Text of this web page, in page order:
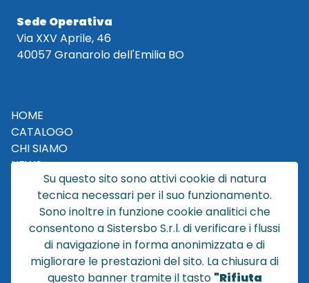
Sede Operativa
Via XXV Aprile, 46
40057 Granarolo dell'Emilia BO
HOME
CATALOGO
CHI SIAMO
NEWS
CONTATTACI
CONDIZIONI DI VENDITA
POLICY PRIVACY
NOTE LEGALI
Cookie
Su questo sito sono attivi cookie di natura
tecnica necessari per il suo funzionamento.
Sono inoltre in funzione cookie analitici che
consentono a Sistersbo S.r.l. di verificare i flussi
di navigazione in forma anonimizzata e di
migliorare le prestazioni del sito. La chiusura di
questo banner tramite il tasto "Rifiuta